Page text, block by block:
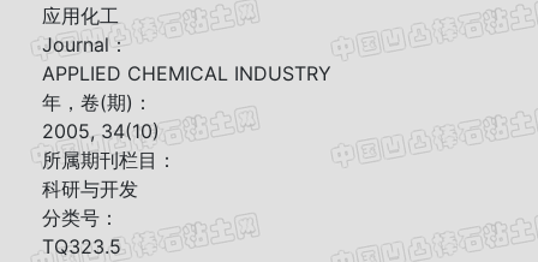
应用化工
Journal：
APPLIED CHEMICAL INDUSTRY
年，卷(期)：
2005, 34(10)
所属期刊栏目：
科研与开发
分类号：
TQ323.5